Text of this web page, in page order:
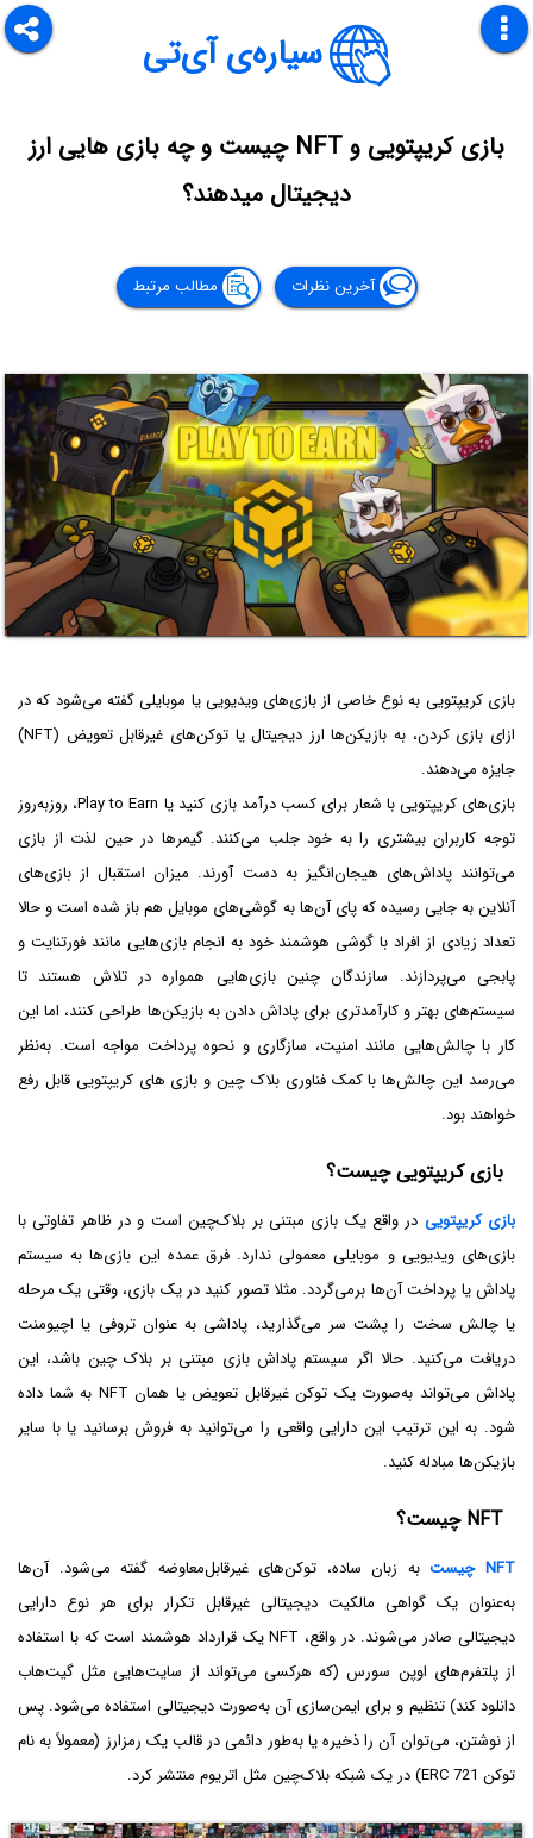
سیاره‌ی آی‌تی
بازی کریپتویی و NFT چیست و چه بازی هایی ارز
دیجیتال میدهند؟
آخرین نظرات مطالب مرتبط
بازی کریپتویی به نوع خاصی از بازی‌های ویدیویی یا موبایلی گفته می‌شود که در
ازای بازی کردن، به بازیکن‌ها ارز دیجیتال یا توکن‌های غیرقابل تعویض (NFT)
جایزه می‌دهند.
بازی‌های کریپتویی با شعار برای کسب درآمد بازی کنید یا Play to Earn، روزبه‌روز
توجه کاربران بیشتری را به خود جلب می‌کنند. گیمرها در حین لذت از بازی
می‌توانند پاداش‌های هیجان‌انگیز به دست آورند. میزان استقبال از بازی‌های
آنلاین به جایی رسیده که پای آن‌ها به گوشی‌های موبایل هم باز شده است و حالا
تعداد زیادی از افراد با گوشی هوشمند خود به انجام بازی‌هایی مانند فورتنایت و
پابجی می‌پردازند. سازندگان چنین بازی‌هایی همواره در تلاش هستند تا
سیستم‌های بهتر و کارآمدتری برای پاداش دادن به بازیکن‌ها طراحی کنند، اما این
کار با چالش‌هایی مانند امنیت، سازگاری و نحوه پرداخت مواجه است. به‌نظر
می‌رسد این چالش‌ها با کمک فناوری بلاک‌ چین و بازی های کریپتویی قابل رفع
خواهند بود.
بازی کریپتویی چیست؟
بازی کریپتویی در واقع یک بازی مبتنی بر بلاک‌چین است و در ظاهر تفاوتی با
بازی‌های ویدیویی و موبایلی معمولی ندارد. فرق عمده این بازی‌ها به سیستم
پاداش یا پرداخت آن‌ها برمی‌گردد. مثلا تصور کنید در یک بازی، وقتی یک مرحله
یا چالش سخت را پشت سر می‌گذارید، پاداشی به عنوان تروفی یا اچیومنت
دریافت می‌کنید. حالا اگر سیستم پاداش بازی مبتنی بر بلاک چین باشد، این
پاداش می‌تواند به‌صورت یک توکن غیرقابل تعویض یا همان NFT به شما داده
شود. به این ترتیب این دارایی واقعی را می‌توانید به فروش برسانید یا با سایر
بازیکن‌ها مبادله کنید.
NFT چیست؟
NFT چیست
به زبان ساده، توکن‌های غیرقابل‌معاوضه گفته می‌شود. آن‌ها
به‌عنوان یک گواهی مالکیت دیجیتالی غیرقابل تکرار برای هر نوع دارایی
دیجیتالی صادر می‌شوند. در واقع، NFT یک قرارداد هوشمند است که با استفاده
از پلتفرم‌های اوپن سورس (که هرکسی می‌تواند از سایت‌هایی مثل گیت‌هاب
دانلود کند) تنظیم و برای ایمن‌سازی آن به‌صورت دیجیتالی استفاده می‌شود. پس
از نوشتن، می‌توان آن را ذخیره یا به‌طور دائمی در قالب یک رمزارز (معمولاً به نام
توکن ERC 721) در یک شبکه بلاک‌چین مثل اتریوم منتشر کرد.